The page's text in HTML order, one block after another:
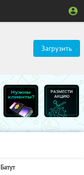
Загрузить
Батут